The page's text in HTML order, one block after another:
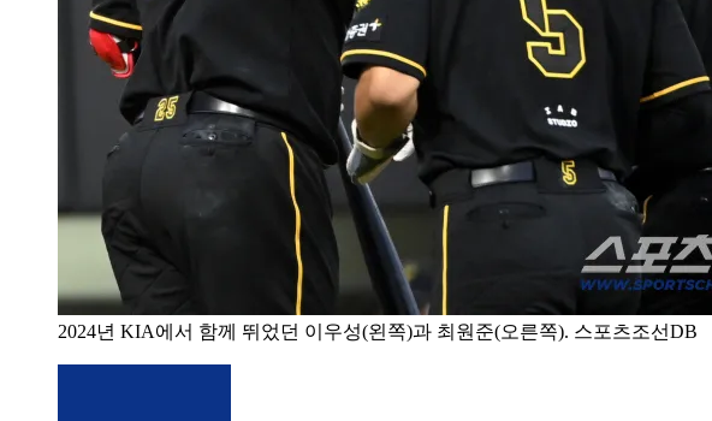
2024년 KIA에서 함께 뛰었던 이우성(왼쪽)과 최원준(오른쪽). 스포츠조선DB